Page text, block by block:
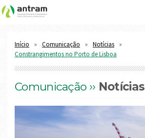
Início Comunicação
Notícias
Constrangimentos no Porto de Lisboa
Comunicação ›› Notícias